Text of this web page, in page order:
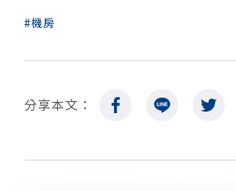
機房
分享本文：